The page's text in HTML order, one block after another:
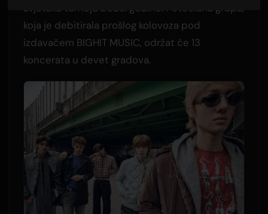
svjetsku turneju 2026. godine. Petočlana grupa,
koja je debitirala prošlog kolovoza pod
izdavačem BIGHIT MUSIC, održat će 13
koncerata u devet gradova.